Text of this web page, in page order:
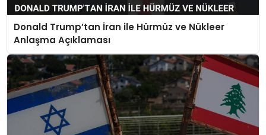
Donald Trump’tan İran ile Hürmüz ve Nükleer
Anlaşma Açıklaması